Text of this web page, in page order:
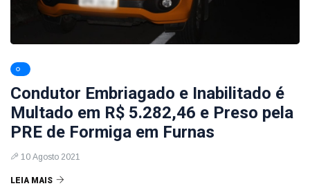
Condutor Embriagado e Inabilitado é
Multado em R$ 5.282,46 e Preso pela
PRE de Formiga em Furnas
10 Agosto 2021
LEIA MAIS